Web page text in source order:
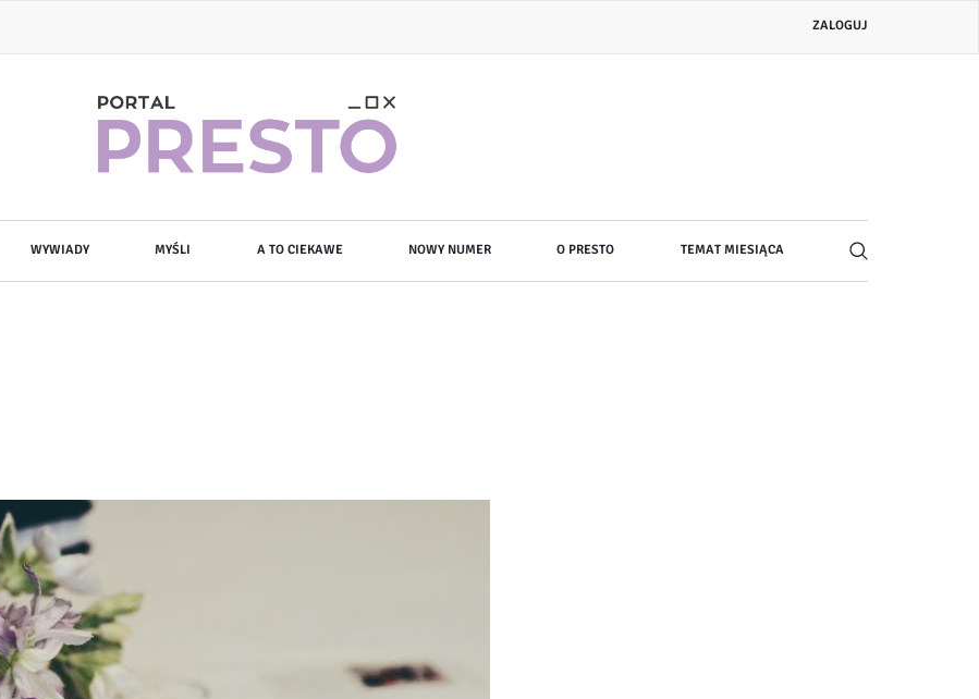
Menu
konta
ZALOGUJ
WYWIADY MYŚLI A TO CIEKAWE NOWY NUMER O PRESTO TEMAT MIESIĄCA